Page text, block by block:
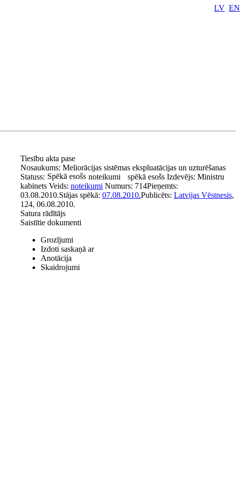
LV EN
Tiesību akta pase
Nosaukums: Meliorācijas sistēmas ekspluatācijas un uzturēšanas
noteikumi
Statuss: Spēkā esošs spēkā esošs Izdevējs: Ministru
kabinets Veids: noteikumi Numurs: 714Pieņemts:
03.08.2010.Stājas spēkā: 07.08.2010.Publicēts: Latvijas Vēstnesis,
124, 06.08.2010.
Satura rādītājs
Saistītie dokumenti
Grozījumi
Izdoti saskaņā ar
Anotācija
Skaidrojumi